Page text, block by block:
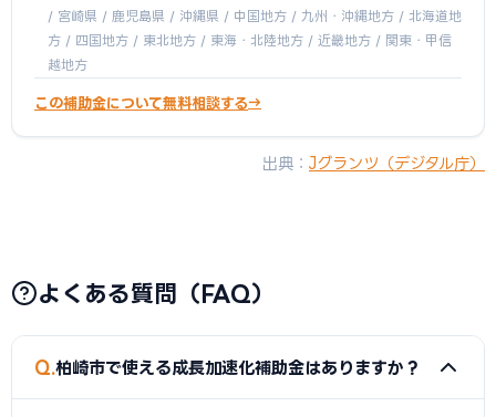
/ 宮崎県 / 鹿児島県 / 沖縄県 / 中国地方 / 九州・沖縄地方 / 北海道地
方 / 四国地方 / 東北地方 / 東海・北陸地方 / 近畿地方 / 関東・甲信
越地方
この補助金について無料相談する
出典： Jグランツ（デジタル庁）
よくある質問（FAQ）
Q 柏崎市で使える成長加速化補助金はありますか？